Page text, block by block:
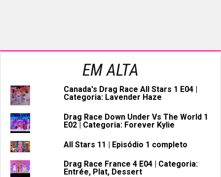
EM ALTA
Canada's Drag Race All Stars 1 E04 |
Categoria: Lavender Haze
Drag Race Down Under Vs The World 1
E02 | Categoria: Forever Kylie
All Stars 11 | Episódio 1 completo
Drag Race France 4 E04 | Categoria:
Entrée, Plat, Dessert